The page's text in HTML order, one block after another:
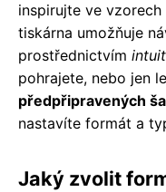
inspirujte ve vzorech
tiskárna umožňuje
prostřednictvím
pohrajete, nebo jen
předpřipravených
nastavíte formát a
Jaký zvolit